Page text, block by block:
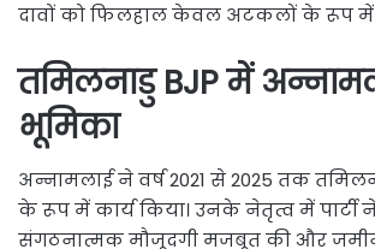
दावों को फिलहाल केवल अटकलों के रूप में
तमिलनाडु BJP में
भूमिका
अन्नामलाई ने वर्ष 2021 से 2025 तक
के रूप में कार्य किया। उनके नेतृत्व में पार्टी
संगठनात्मक मौजूदगी मजबूत की और